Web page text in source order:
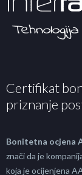
Certifikat
priznanje
Bonitetna ocjena
znači da je
koja je ocijenjena